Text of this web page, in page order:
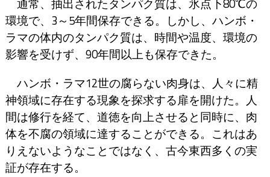
通常、抽出されたタンパク質は、氷点下80℃の
環境で、3～5年間保存できる。しかし、ハンボ・
ラマの体内のタンパク質は、時間や温度、環境の
影響を受けず、90年間以上も保存できた。
ハンボ・ラマ12世の腐らない肉身は、人々に精
神領域に存在する現象を探求する扉を開けた。人
間は修行を経て、道徳を向上させると同時に、肉
体を不腐の領域に達することができる。これはあ
りえないようなことではなく、古今東西多くの実
証が存在する。